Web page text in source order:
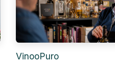
VinooPuro